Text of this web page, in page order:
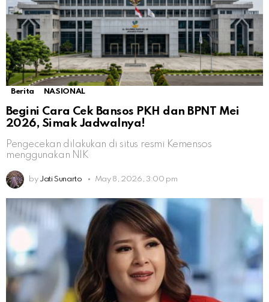
Berita NASIONAL
Begini Cara Cek Bansos PKH dan BPNT Mei
2026, Simak Jadwalnya!
Pengecekan dilakukan di situs resmi Kemensos
menggunakan NIK
by Jati Sunarto May 8, 2026, 3:00 pm